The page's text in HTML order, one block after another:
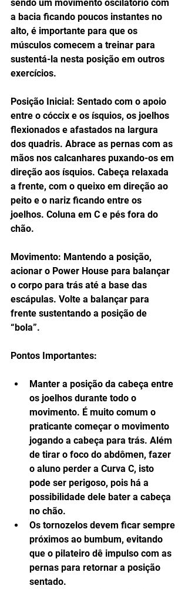
sendo um movimento oscilatório com
a bacia ficando poucos instantes no
alto, é importante para que os
músculos comecem a treinar para
sustentá-la nesta posição em outros
exercícios.
Posição Inicial: Sentado com o apoio
entre o cóccix e os ísquios, os joelhos
flexionados e afastados na largura
dos quadris. Abrace as pernas com as
mãos nos calcanhares puxando-os em
direção aos ísquios. Cabeça relaxada
a frente, com o queixo em direção ao
peito e o nariz ficando entre os
joelhos. Coluna em C e pés fora do
chão.
Movimento: Mantendo a posição,
acionar o Power House para balançar
o corpo para trás até a base das
escápulas. Volte a balançar para
frente sustentando a posição de
“bola”.
Pontos Importantes:
Manter a posição da cabeça entre
os joelhos durante todo o
movimento. É muito comum o
praticante começar o movimento
jogando a cabeça para trás. Além
de tirar o foco do abdômen, fazer
o aluno perder a Curva C, isto
pode ser perigoso, pois há a
possibilidade dele bater a cabeça
no chão.
Os tornozelos devem ficar sempre
próximos ao bumbum, evitando
que o pilateiro dê impulso com as
pernas para retornar a posição
sentado.